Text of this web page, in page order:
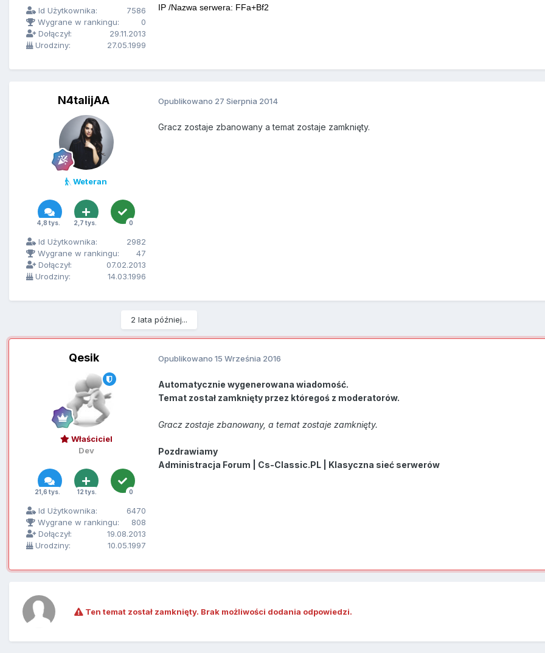
Id Użytkownika:
7586
Wygrane w rankingu:
0
Dołączył:
29.11.2013
Urodziny:
27.05.1999
IP /Nazwa serwera: FFa+Bf2
N4talijAA
Weteran
4,8 tys. 2,7 tys. 0
Id Użytkownika:
2982
Wygrane w rankingu:
47
Dołączył:
07.02.2013
Urodziny:
14.03.1996
Opublikowano 27 Sierpnia 2014
Gracz zostaje zbanowany a temat zostaje zamknięty.
2 lata później...
Qesik
Właściciel
Dev
21,6 tys. 12 tys. 0
Id Użytkownika:
6470
Wygrane w rankingu:
808
Dołączył:
19.08.2013
Urodziny:
10.05.1997
Opublikowano 15 Września 2016
Automatycznie wygenerowana wiadomość.
Temat został zamknięty przez któregoś z moderatorów.
Gracz zostaje zbanowany, a temat zostaje zamknięty.
Pozdrawiamy
Administracja Forum | Cs-Classic.PL | Klasyczna sieć serwerów
Ten temat został zamknięty. Brak możliwości dodania odpowiedzi.